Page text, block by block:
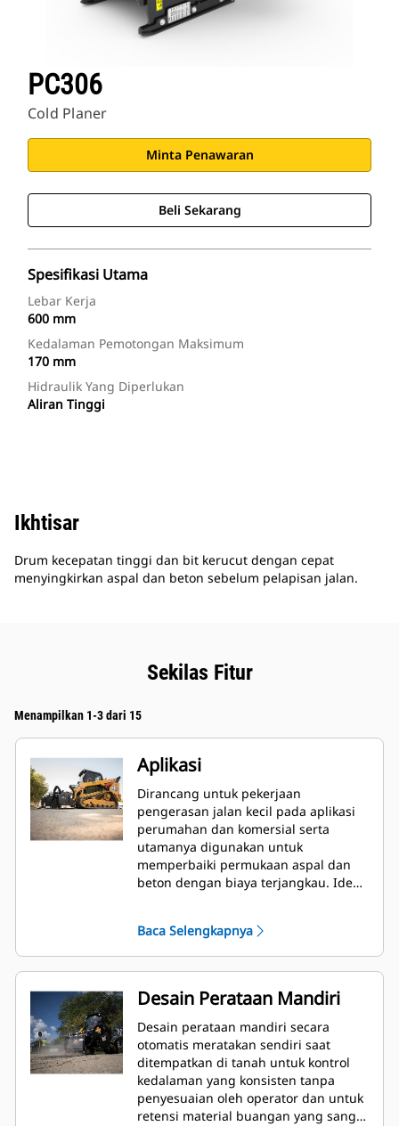
PC306
Cold Planer
Minta Penawaran
Beli Sekarang
Spesifikasi Utama
Lebar Kerja
600 mm
Kedalaman Pemotongan Maksimum
170 mm
Hidraulik Yang Diperlukan
Aliran Tinggi
Ikhtisar
Drum kecepatan tinggi dan bit kerucut dengan cepat
menyingkirkan aspal dan beton sebelum pelapisan jalan.
Sekilas Fitur
Menampilkan 1-3 dari 15
Aplikasi
Dirancang untuk pekerjaan
pengerasan jalan kecil pada aplikasi
perumahan dan komersial serta
utamanya digunakan untuk
memperbaiki permukaan aspal dan
beton dengan biaya terjangkau. Ideal
ulang, menyingkirkan lapisan
pengerasan jalan yang rusak,
menyingkirkan strip jalur lalu lintas,
dan berbagai pekerjaan yang
membatasi penggunaan planer
khusus.
Baca Selengkapnya
Desain Perataan Mandiri
Desain perataan mandiri secara
otomatis meratakan sendiri saat
ditempatkan di tanah untuk kontrol
kedalaman yang konsisten tanpa
penyesuaian oleh operator dan untuk
retensi material buangan yang sangat